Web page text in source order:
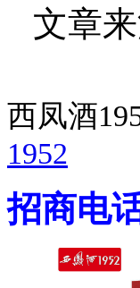
文章
西凤酒
1952
招商电